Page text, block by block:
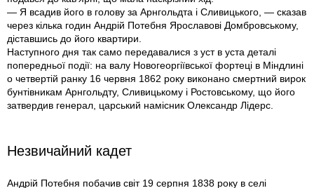
— Я всадив його в голову за Арнгольдта і Сливицького, — сказав
через кілька годин Андрій Потебня Ярославові Домбровському,
діставшись до його квартири.
Наступного дня так само передавалися з уст в уста деталі
попередньої події: на валу Новогеоргіївської фортеці в Міндлині
о четвертій ранку 16 червня 1862 року виконано смертний вирок
бунтівникам Арнгольдту, Сливицькому і Ростовському, що його
затвердив генерал, царський намісник Олександр Лідерс.
Незвичайний кадет
Андрій Потебня побачив світ 19 серпня 1838 року в селі